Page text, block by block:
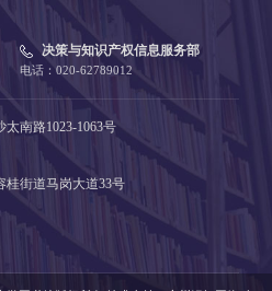
决策与知识产权信息服务部
电话：020-62789012
南路1023-1063号
桂街道马岗大道33号